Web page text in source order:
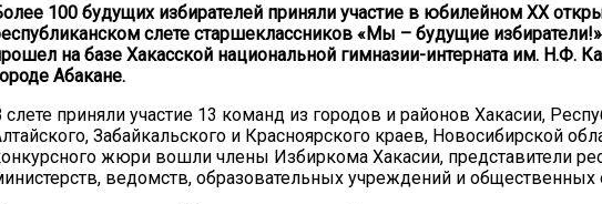
100 будущих избирателей приняли участие в юбилейном ХХ
слете старшеклассников «Мы – будущие
на базе Хакасской национальной гимназии-интерната им. Н.Ф.
Абакане.
слете приняли участие 13 команд из городов и районов Хакасии,
Забайкальского и Красноярского краев, Новосибирской
жюри вошли члены Избиркома Хакасии, представители
ведомств, образовательных учреждений и общественных